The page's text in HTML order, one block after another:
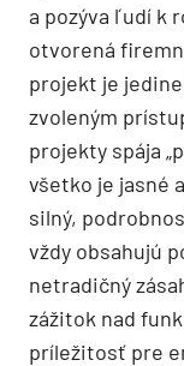
a pozýva ľudí k
otvorená
projekt je
zvoleným
projekty spája
všetko je jasné
silný,
vždy obsahujú
netradičný
zážitok nad
príležitosť pre